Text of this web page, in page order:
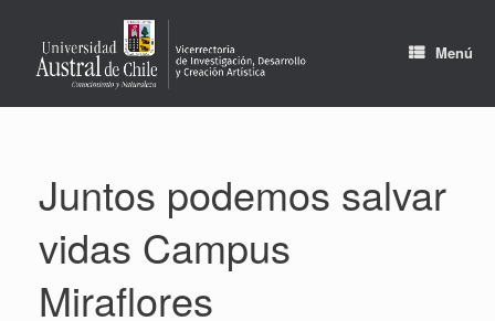
contenido
Menú
Juntos podemos salvar
vidas Campus
Miraflores